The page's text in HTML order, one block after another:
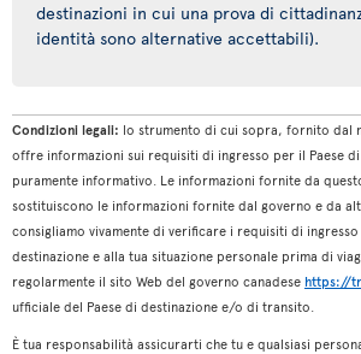
destinazioni in cui una prova di
identità sono alternative accettabili).
Condizioni legali: lo strumento di cui sopra, fornito dal
offre informazioni sui requisiti di ingresso per il Paese
puramente informativo. Le informazioni fornite da
sostituiscono le informazioni fornite dal governo e da
consigliamo vivamente di verificare i requisiti di
destinazione e alla tua situazione personale prima di
regolarmente il sito Web del governo canadese https://
ufficiale del Paese di destinazione e/o di transito.
È tua responsabilità assicurarti che tu e qualsiasi